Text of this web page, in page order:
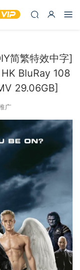
简繁特效中字]
BluRay 108
29.06GB]
广